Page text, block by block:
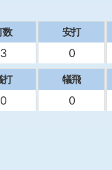
数
3
安打
0
打
0
犠飛
0